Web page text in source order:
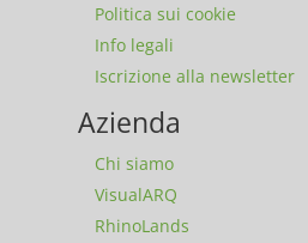
Politica sui cookie
Info legali
Iscrizione alla newsletter
Azienda
Chi siamo
VisualARQ
RhinoLands